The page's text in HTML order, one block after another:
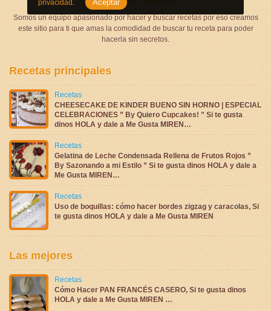
Somos un equipo apasionado por hacer y buscar recetas por eso creamos
este sitio para ti que amas la comodidad de buscar tu receta para poder
hacerla sin secretos.
Recetas principales
Recetas
CHEESECAKE DE KINDER BUENO SIN HORNO | ESPECIAL
CELEBRACIONES ” By Quiero Cupcakes! ” Si te gusta
dinos HOLA y dale a Me Gusta MIREN…
Recetas
Gelatina de Leche Condensada Rellena de Frutos Rojos ”
By Sazonando a mi Estilo ” Si te gusta dinos HOLA y dale a
Me Gusta MIREN…
Recetas
Uso de boquillas: cómo hacer bordes zigzag y caracolas, Si
te gusta dinos HOLA y dale a Me Gusta MIREN
Las mejores
Recetas
Cómo Hacer PAN FRANCÉS CASERO, Si te gusta dinos
HOLA y dale a Me Gusta MIREN …
privacidad. Aceptar